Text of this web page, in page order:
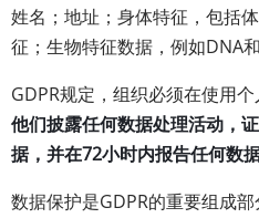
姓名；地址；身体特征，包括
征；生物特征数据，例如DNA
GDPR规定，组织必须在使用
他们披露任何数据处理活动，
据，并在72小时内报告任何数据
数据保护是GDPR的重要组成